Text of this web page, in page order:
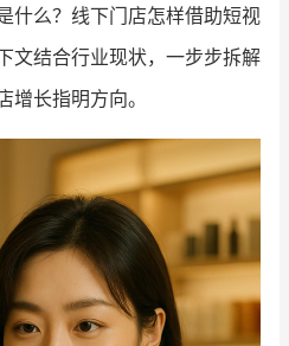
新零售内参
有赞商盟
社群交流
认证代理商
什么？线下门店怎样借助短视
文结合行业现状，一步步拆解
长指明方向。